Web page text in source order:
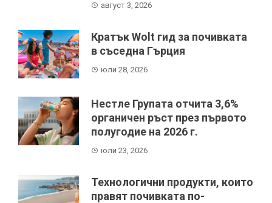
август 3, 2026
Кратък Wolt гид за почивката
в съседна Гърция
юли 28, 2026
Нестле Групата отчита 3,6%
органичен ръст през първото
полугодие на 2026 г.
юли 23, 2026
Технологични продукти, които
правят почивката по-